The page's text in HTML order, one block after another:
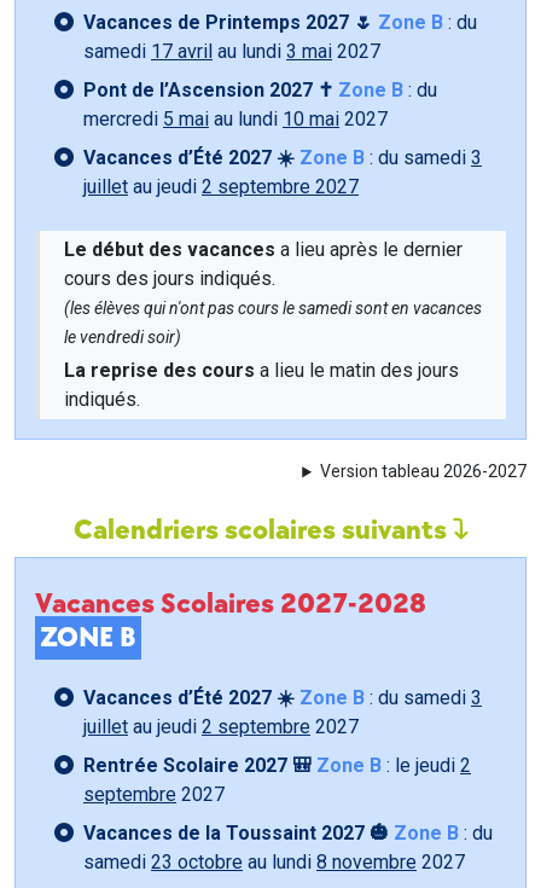
Vacances de Printemps 2027 🌷 Zone B : du
samedi 17 avril au lundi 3 mai 2027
Pont de l’Ascension 2027 ✝️ Zone B : du
mercredi 5 mai au lundi 10 mai 2027
Vacances d’Été 2027 ☀️ Zone B : du samedi 3
juillet au jeudi 2 septembre 2027
Le début des vacances a lieu après le dernier
cours des jours indiqués.
(les élèves qui n'ont pas cours le samedi sont en vacances
le vendredi soir)
La reprise des cours a lieu le matin des jours
indiqués.
Version tableau 2026-2027
Calendriers scolaires suivants
Vacances Scolaires 2027-2028
ZONE B
Vacances d’Été 2027 ☀️ Zone B : du samedi 3
juillet au jeudi 2 septembre 2027
Rentrée Scolaire 2027 🎒 Zone B : le jeudi 2
septembre 2027
Vacances de la Toussaint 2027 🎃 Zone B : du
samedi 23 octobre au lundi 8 novembre 2027